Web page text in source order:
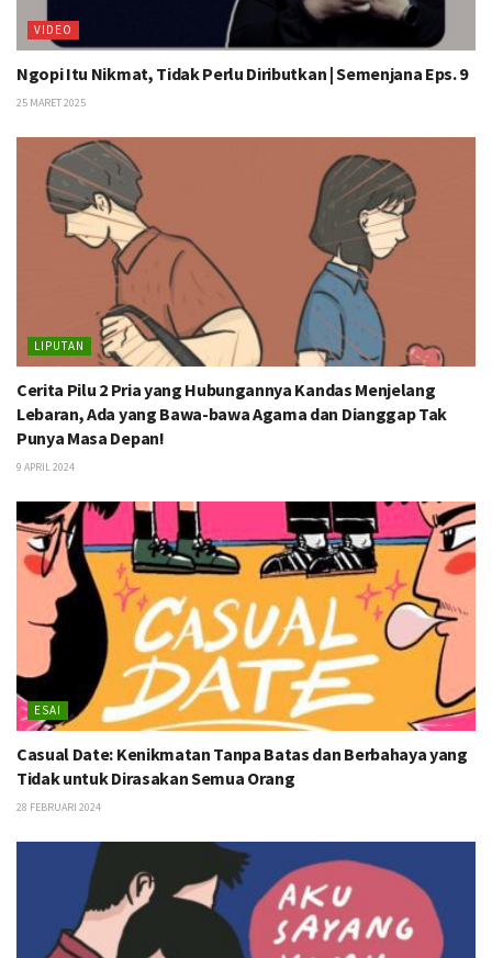
VIDEO
Ngopi Itu Nikmat, Tidak Perlu Diributkan | Semenjana Eps. 9
25 MARET 2025
LIPUTAN
Cerita Pilu 2 Pria yang Hubungannya Kandas Menjelang
Lebaran, Ada yang Bawa-bawa Agama dan Dianggap Tak
Punya Masa Depan!
9 APRIL 2024
ESAI
Casual Date: Kenikmatan Tanpa Batas dan Berbahaya yang
Tidak untuk Dirasakan Semua Orang
28 FEBRUARI 2024